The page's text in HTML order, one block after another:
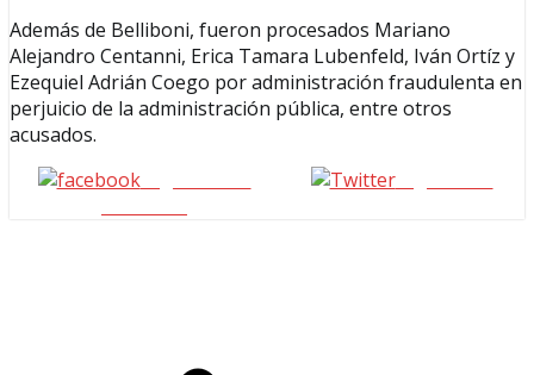
Además de Belliboni, fueron procesados Mariano
Alejandro Centanni, Erica Tamara Lubenfeld, Iván Ortíz y
Ezequiel Adrián Coego por administración fraudulenta en
perjuicio de la administración pública, entre otros
acusados.
Seguinos en
seguinos X